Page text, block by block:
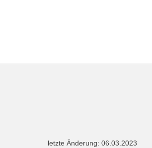
letzte Änderung: 06.03.2023